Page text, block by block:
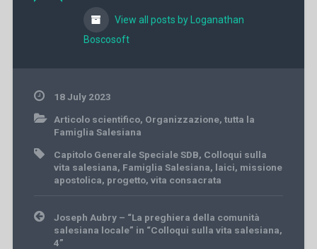
View all posts by Loganathan
Boscosoft
18 July 2023
Articolo scientifico, Organizzazione, tutta la
Famiglia Salesiana
Capitolo Generale Speciale SDB, Colloqui sulla
vita salesiana, Famiglia Salesiana, laici, missione
apostolica, progetto, vita consacrata
Post
navigation
Joseph Aubry – “La preghiera della comunità
salesiana locale” in “Colloqui sulla vita salesiana,
4”